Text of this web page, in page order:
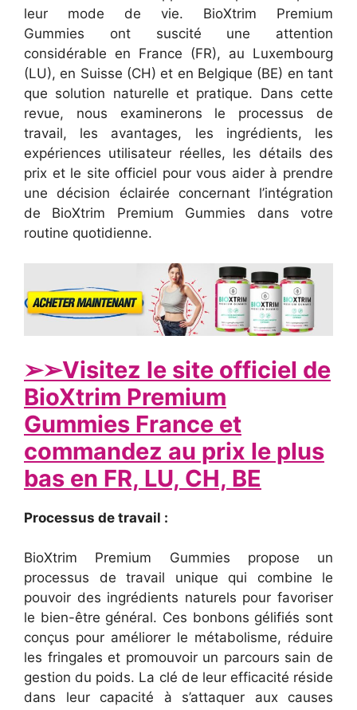
leur mode de vie. BioXtrim Premium
Gummies ont suscité une attention
considérable en France (FR), au Luxembourg
(LU), en Suisse (CH) et en Belgique (BE) en tant
que solution naturelle et pratique. Dans cette
revue, nous examinerons le processus de
travail, les avantages, les ingrédients, les
expériences utilisateur réelles, les détails des
prix et le site officiel pour vous aider à prendre
une décision éclairée concernant l’intégration
de BioXtrim Premium Gummies dans votre
routine quotidienne.
➢➢Visitez le site officiel de
BioXtrim Premium
Gummies France et
commandez au prix le plus
bas en FR, LU, CH, BE
Processus de travail :
BioXtrim Premium Gummies propose un
processus de travail unique qui combine le
pouvoir des ingrédients naturels pour favoriser
le bien-être général. Ces bonbons gélifiés sont
conçus pour améliorer le métabolisme, réduire
les fringales et promouvoir un parcours sain de
gestion du poids. La clé de leur efficacité réside
dans leur capacité à s’attaquer aux causes